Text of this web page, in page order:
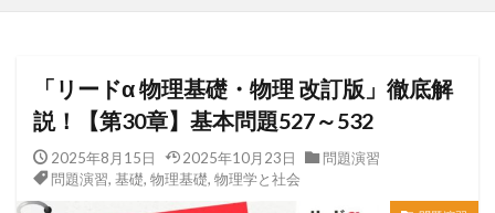
「リードα 物理基礎・物理 改訂版」徹底解
説！【第30章】基本問題527～532
2025年8月15日 2025年10月23日
問題演習
問題演習, 基礎, 物理基礎, 物理学と社会